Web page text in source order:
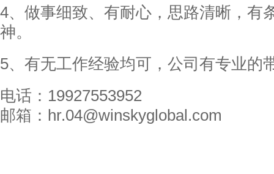
4、做事细致、有耐心，思路清晰，有
神。
5、有无工作经验均可，公司有专业的
电话：19927553952
邮箱：hr.04@winskyglobal.com